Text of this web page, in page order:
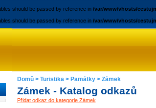
should be passed by reference in /var/www/vhosts/
should be passed by reference in /var/www/vhosts/
Domů> Turistika> Památky> Zámek
Zámek - Katalog odkazů
Přidat odkaz do kategorie Zámek